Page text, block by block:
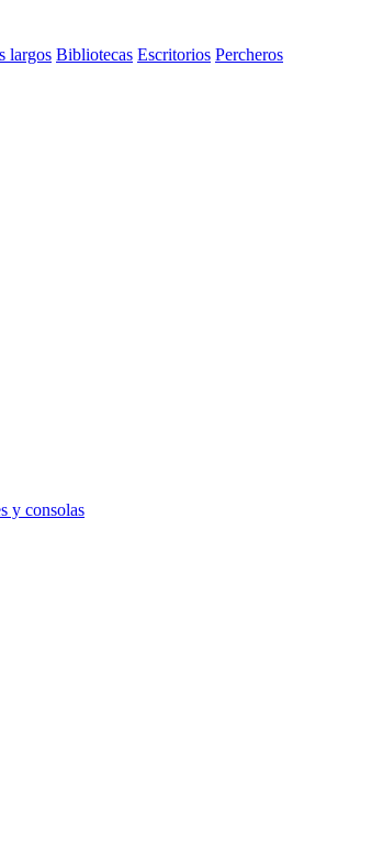
largos Bibliotecas Escritorios Percheros
y consolas